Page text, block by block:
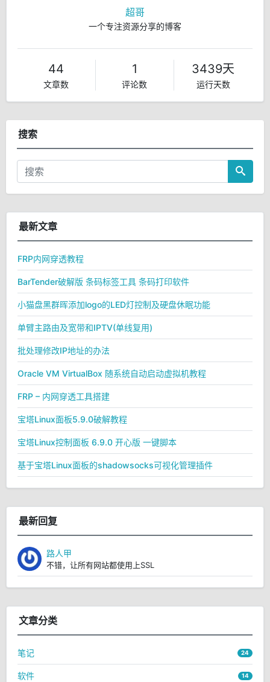
超哥
一个专注资源分享的博客
44
文章数
1
评论数
3439天
运行天数
搜索
最新文章
FRP内网穿透教程
BarTender破解版 条码标签工具 条码打印软件
小猫盘黑群晖添加logo的LED灯控制及硬盘休眠功能
单臂主路由及宽带和IPTV(单线复用)
批处理修改IP地址的办法
Oracle VM VirtualBox 随系统自动启动虚拟机教程
FRP – 内网穿透工具搭建
宝塔Linux面板5.9.0破解教程
宝塔Linux控制面板 6.9.0 开心版 一键脚本
基于宝塔Linux面板的shadowsocks可视化管理插件
最新回复
路人甲
不错，让所有网站都使用上SSL
文章分类
笔记 24
软件 14